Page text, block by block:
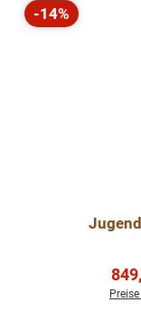
Rabatt
-14%